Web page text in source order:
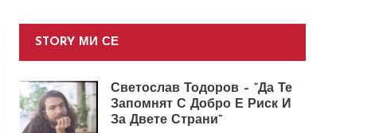
STORY МИ СЕ
Светослав Тодоров – “Да Те
Запомнят С Добро Е Риск И
За Двете Страни”